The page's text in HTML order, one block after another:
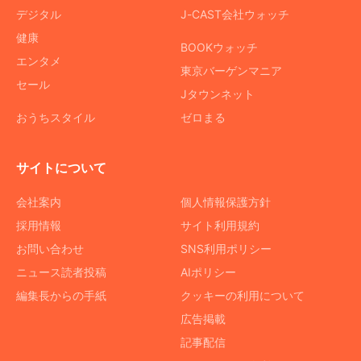
デジタル
健康
エンタメ
セール
おうちスタイル
J-CAST会社ウォッチ
BOOKウォッチ
東京バーゲンマニア
Jタウンネット
ゼロまる
サイトについて
会社案内
採用情報
お問い合わせ
ニュース読者投稿
編集長からの手紙
個人情報保護方針
サイト利用規約
SNS利用ポリシー
AIポリシー
クッキーの利用について
広告掲載
記事配信